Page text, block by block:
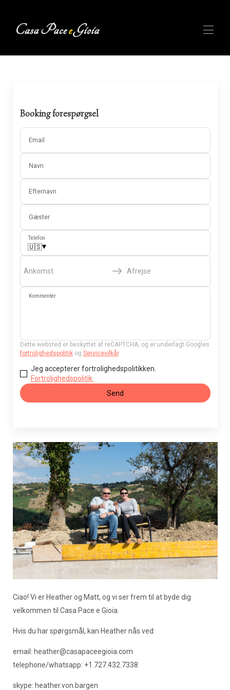
Anmeldelser
Markedet ▾
Booking forespørgsel
Email
Navn
Efternavn
Gæster
Telefon
🇺🇸▾
Ankomst Afrejse
Kommenter
Dette websted er beskyttet af reCAPTCHA, og er underlagt Googles
fortrolighedspolitikog Servicevilkår.
Jeg accepterer fortrolighedspolitikken.
Fortrolighedspolitik.
Send
Ciao! Vi er Heather og Matt, og vi ser frem til at byde dig
velkommen til Casa Pace e Gioia.
Hvis du har spørgsmål, kan Heather nås ved:
email: heather@casapaceegioia.com
telephone/whatsapp: +1.727.432.7338
skype: heather.von.bargen